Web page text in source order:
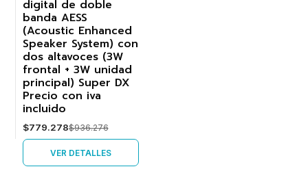
digital de doble
banda AESS
(Acoustic Enhanced
Speaker System) con
dos altavoces (3W
frontal + 3W unidad
principal) Super DX
Precio con iva
incluido
$779.278$936.276
VER DETALLES